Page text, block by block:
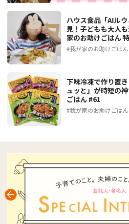
ハウス食品「AIル
見！子どもも大人
家のお助けごはん
我が家のお助けごはん
下味冷凍で作り置
ュッと」が時短の
ごはん #61
我が家のお助けごはん